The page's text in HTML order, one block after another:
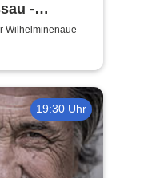
-
Wilhelminenaue
19:30 Uhr